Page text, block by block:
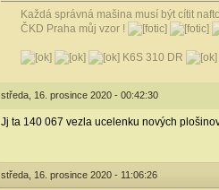
Každá správná mašina musí být cítit
ČKD Praha můj vzor !
K6S 310 DR
středa, 16. prosince 2020 - 00:42:30
Jj ta 140 067 vezla ucelenku nových
středa, 16. prosince 2020 - 11:06:26